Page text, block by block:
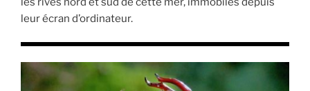
leur écran d’ordinateur.